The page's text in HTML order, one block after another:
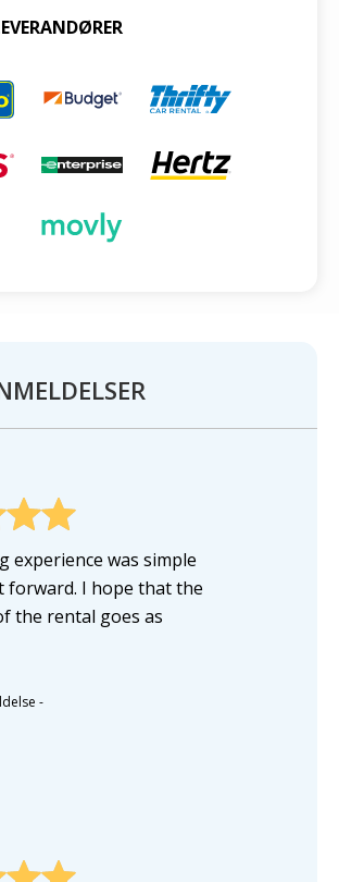
experience was simple
forward. I hope that the
the rental goes as
-